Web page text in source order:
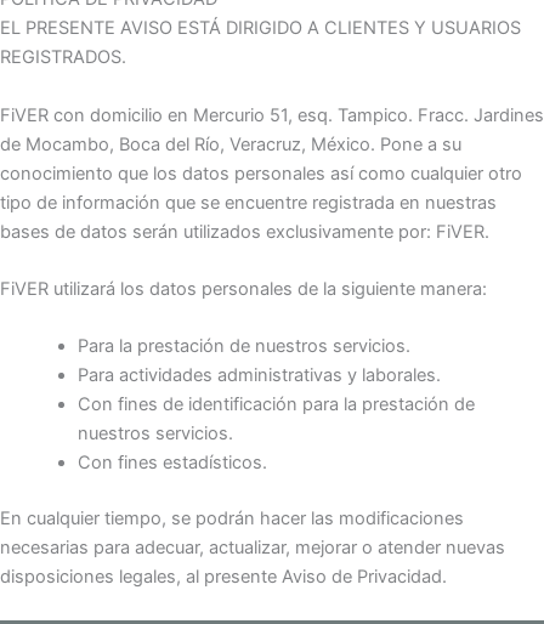
EL PRESENTE AVISO ESTÁ DIRIGIDO A CLIENTES Y USUARIOS
REGISTRADOS.
FiVER con domicilio en Mercurio 51, esq. Tampico. Fracc. Jardines
de Mocambo, Boca del Río, Veracruz, México. Pone a su
conocimiento que los datos personales así como cualquier otro
tipo de información que se encuentre registrada en nuestras
bases de datos serán utilizados exclusivamente por: FiVER.
FiVER utilizará los datos personales de la siguiente manera:
Para la prestación de nuestros servicios.
Para actividades administrativas y laborales.
Con fines de identificación para la prestación de
nuestros servicios.
Con fines estadísticos.
En cualquier tiempo, se podrán hacer las modificaciones
necesarias para adecuar, actualizar, mejorar o atender nuevas
disposiciones legales, al presente Aviso de Privacidad.